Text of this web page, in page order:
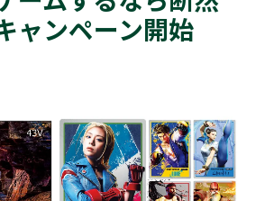
ャンペーン開始